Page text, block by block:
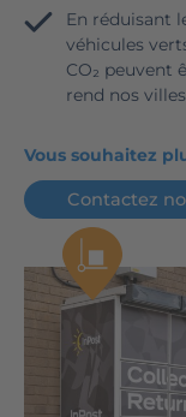
En réduisant
véhicules
CO₂ peuvent
rend nos
Vous souhaitez
Contactez